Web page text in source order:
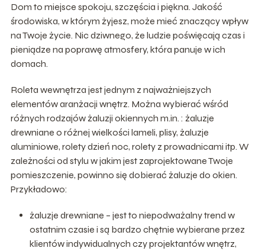
Dom to miejsce spokoju, szczęścia i piękna. Jakość
środowiska, w którym żyjesz, może mieć znaczący wpływ
na Twoje życie. Nic dziwnego, że ludzie poświęcają czas i
pieniądze na poprawę atmosfery, która panuje w ich
domach.
Roleta wewnętrza jest jednym z najważniejszych
elementów aranżacji wnętrz. Można wybierać wśród
różnych rodzajów żaluzji okiennych m.in. : żaluzje
drewniane o różnej wielkości lameli, plisy, żaluzje
aluminiowe, rolety dzień noc, rolety z prowadnicami itp. W
zależności od stylu w jakim jest zaprojektowane Twoje
pomieszczenie, powinno się dobierać żaluzje do okien.
Przykładowo:
żaluzje drewniane – jest to niepodważalny trend w
ostatnim czasie i są bardzo chętnie wybierane przez
klientów indywidualnych czy projektantów wnętrz,